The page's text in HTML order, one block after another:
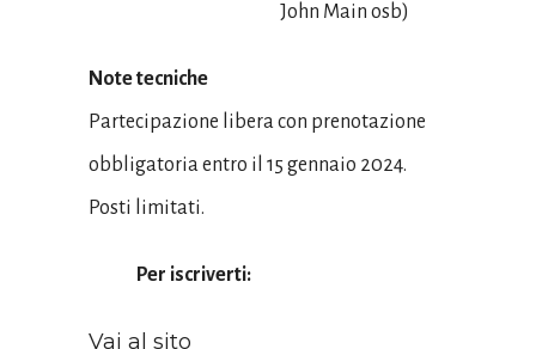
John Main osb)
Note tecniche
Partecipazione libera con prenotazione
obbligatoria entro il 15 gennaio 2024.
Posti limitati.
Per iscriverti:
Vai al sito